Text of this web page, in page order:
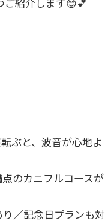
ぶと、波音が心地よ
のカニフルコースが
／記念日プランも対